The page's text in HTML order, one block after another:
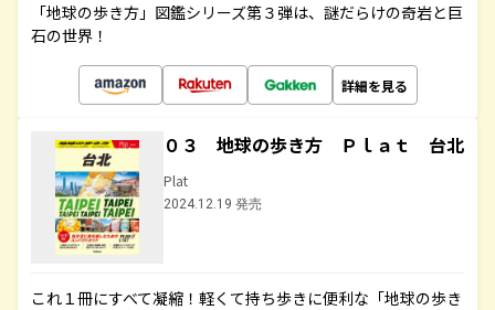
「地球の歩き方」図鑑シリーズ第３弾は、謎だらけの奇岩と巨
石の世界！
詳細を見る
０３ 地球の歩き方 Ｐｌａｔ 台北
Plat
2024.12.19 発売
これ１冊にすべて凝縮！軽くて持ち歩きに便利な「地球の歩き